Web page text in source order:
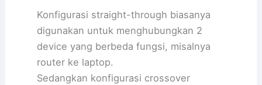
Konfigurasi straight-through biasanya
digunakan untuk menghubungkan 2
device yang berbeda fungsi, misalnya
router ke laptop.
Sedangkan konfigurasi crossover